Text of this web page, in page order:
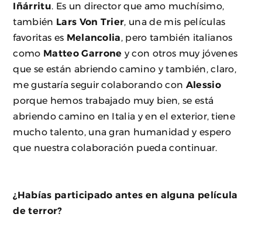
Iñárritu . Es un director que amo muchísimo,
también Lars Von Trier , una de mis películas
favoritas es Melancolia
, pero también italianos
como Matteo Garrone y con otros muy jóvenes
que se están abriendo camino y también, claro,
me gustaría seguir colaborando con Alessio
porque hemos trabajado muy bien, se está
abriendo camino en Italia y en el exterior, tiene
mucho talento, una gran humanidad y espero
que nuestra colaboración pueda continuar.
¿Habías participado antes en alguna película
de terror?